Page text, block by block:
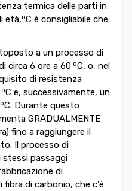
termica delle parti in
età,oC è consigliabile che
a un processo di
circa 6 ore a 60 oC, o, nel
di resistenza
oC e, successivamente, un
oC. Durante questo
GRADUALMENTE
fino a raggiungere il
Il processo di
stessi passaggi
di
di carbonio, che c'è